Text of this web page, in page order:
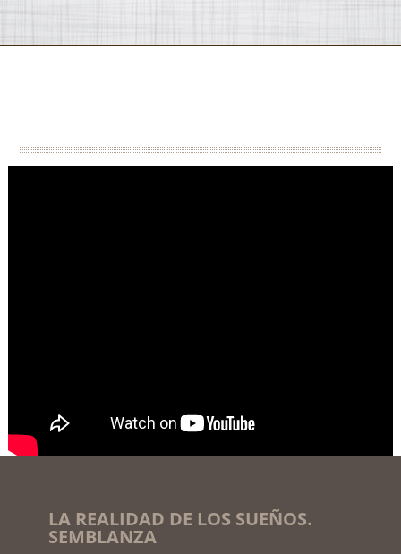
LA REALIDAD DE LOS SUEÑOS.
SEMBLANZA